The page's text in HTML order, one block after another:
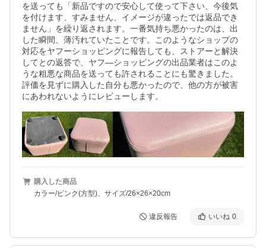
を送っても「新品ですので安心して使って下さい、今後気
を付けます、すみません、イメージが違ったでは返品でき
ません」を繰り返されます。一番気持ち悪かったのは、出
した瞬間、薄汚れていたことです。このようなショップの
対応をヤフーショッピングに報告しても、ストアーと解決
してとの返答で、ヤフ―ショッピングの出品業者はこのよ
うな粗悪な商品を送っても許されることにも驚きました。
評価を見ずに購入した自分も悪かったので、他の方が被害
にあわれないようにレビューします。
購入した商品
カラー/ピンク(方型)、サイズ/26×26×20cm
違反報告 いいね 0